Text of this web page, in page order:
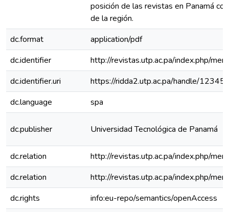
posición de las revistas en Panamá
de la región.
dc.format
application/pdf
dc.identifier
http://revistas.utp.ac.pa/index.php/
dc.identifier.uri
https://ridda2.utp.ac.pa/handle/
dc.language
spa
dc.publisher Universidad Tecnológica de Panamá
dc.relation
http://revistas.utp.ac.pa/index.php/
dc.relation
http://revistas.utp.ac.pa/index.php/
dc.rights
info:eu-repo/semantics/openAccess